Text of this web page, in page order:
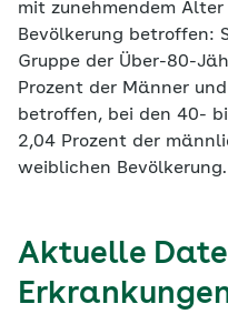
mit zunehmendem
Bevölkerung betroffen:
Gruppe der Über-80-
Prozent der Männer
betroffen, bei den 40-
2,04 Prozent der
weiblichen Bevölkerung.
Aktuelle